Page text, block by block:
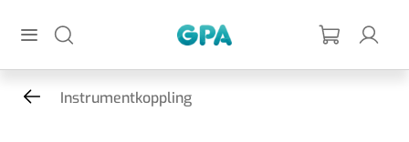
Instrumentkoppling